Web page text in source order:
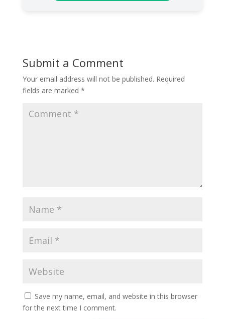
Submit a Comment
Your email address will not be published. Required
fields are marked *
Save my name, email, and website in this browser
for the next time I comment.